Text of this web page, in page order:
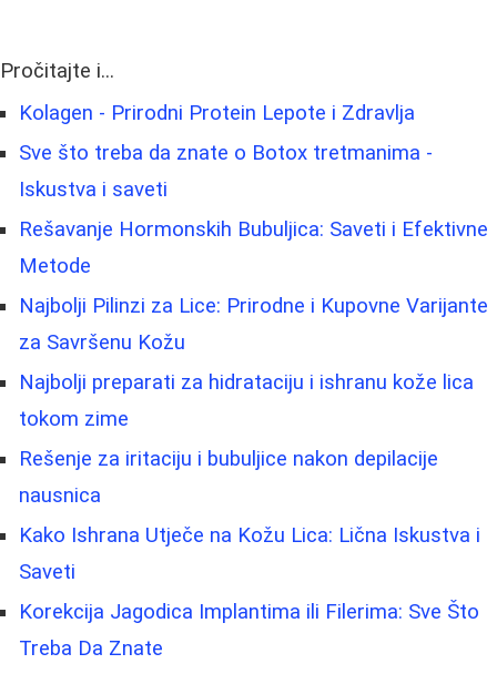
Pročitajte i...
Kolagen - Prirodni Protein Lepote i Zdravlja
Sve što treba da znate o Botox tretmanima -
Iskustva i saveti
Rešavanje Hormonskih Bubuljica: Saveti i Efektivne
Metode
Najbolji Pilinzi za Lice: Prirodne i Kupovne Varijante
za Savršenu Kožu
Najbolji preparati za hidrataciju i ishranu kože lica
tokom zime
Rešenje za iritaciju i bubuljice nakon depilacije
nausnica
Kako Ishrana Utječe na Kožu Lica: Lična Iskustva i
Saveti
Korekcija Jagodica Implantima ili Filerima: Sve Što
Treba Da Znate